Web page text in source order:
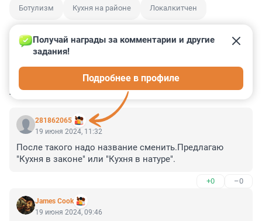
Ботулизм Кухня на районе Локалкитчен
КОММЕНТАРИИ 9
281862065
Получай награды за комментарии и другие
задания!
Подробнее в профиле
19 июня 2024, 11:32
После такого надо название сменить.Предлагаю
"Кухня в законе" или "Кухня в натуре".
+0 –0
James Cook
19 июня 2024, 09:46